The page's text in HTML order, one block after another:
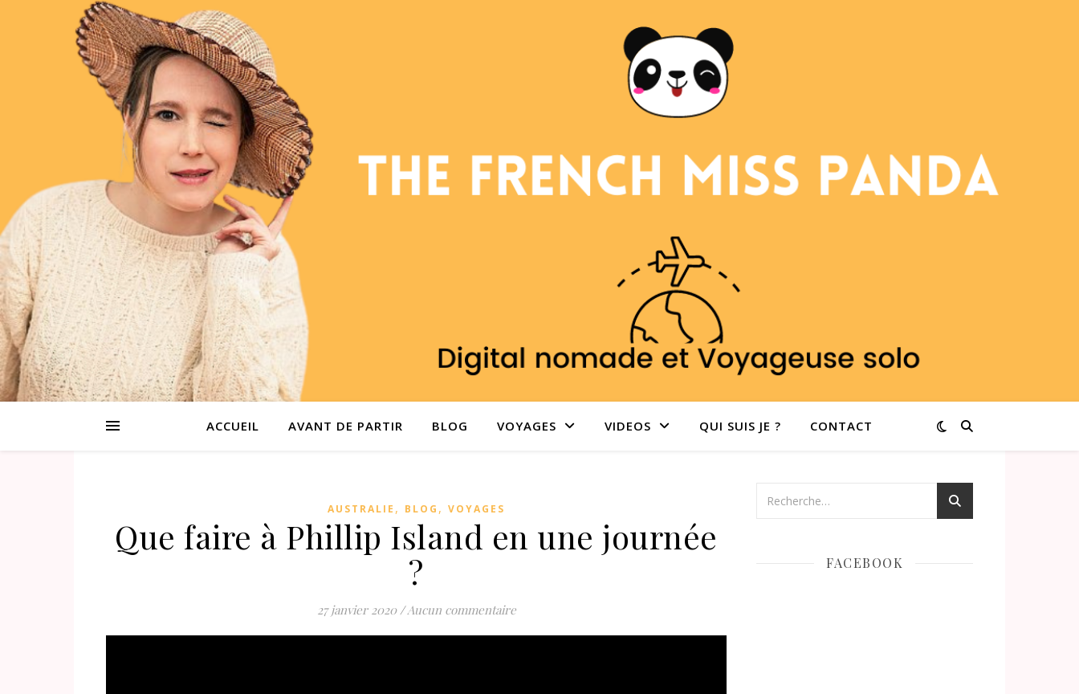
ACCUEIL AVANT DE PARTIR BLOG VOYAGES VIDEOS QUI SUIS JE ? CONTACT
AUSTRALIE , BLOG , VOYAGES
Que faire à Phillip Island en une journée
?
27 janvier 2020 /Aucun commentaire
FACEBOOK